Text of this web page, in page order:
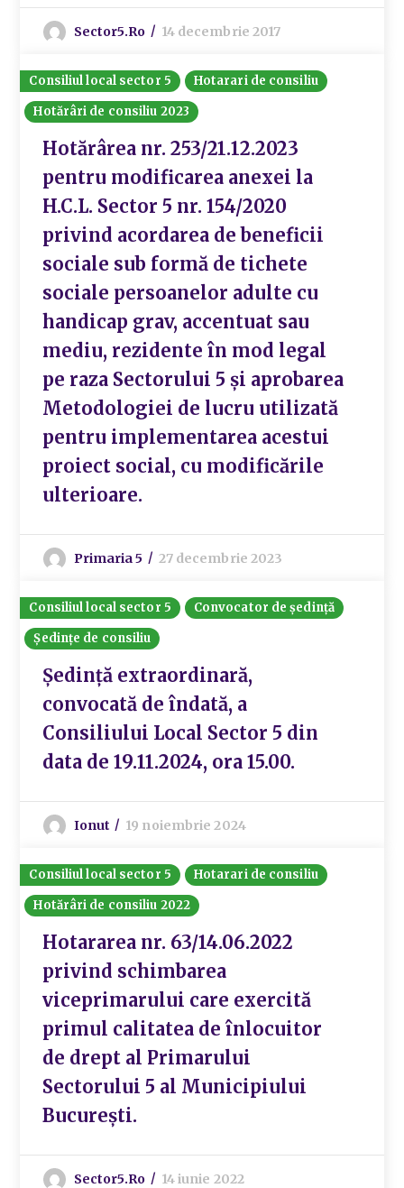
Sector5.ro 14 decembrie 2017
Consiliul local sector 5
Hotarari de consiliu
Hotărâri de consiliu 2023
Hotărârea nr. 253/21.12.2023
pentru modificarea anexei la
H.C.L. Sector 5 nr. 154/2020
privind acordarea de beneficii
sociale sub formă de tichete
sociale persoanelor adulte cu
handicap grav, accentuat sau
mediu, rezidente în mod legal
pe raza Sectorului 5 și aprobarea
Metodologiei de lucru utilizată
pentru implementarea acestui
proiect social, cu modificările
ulterioare.
Primaria 5 27 decembrie 2023
Consiliul local sector 5
Convocator de ședință
Ședințe de consiliu
Ședință extraordinară,
convocată de îndată, a
Consiliului Local Sector 5 din
data de 19.11.2024, ora 15.00.
Ionut 19 noiembrie 2024
Consiliul local sector 5
Hotarari de consiliu
Hotărâri de consiliu 2022
Hotararea nr. 63/14.06.2022
privind schimbarea
viceprimarului care exercită
primul calitatea de înlocuitor
de drept al Primarului
Sectorului 5 al Municipiului
București.
Sector5.ro 14 iunie 2022